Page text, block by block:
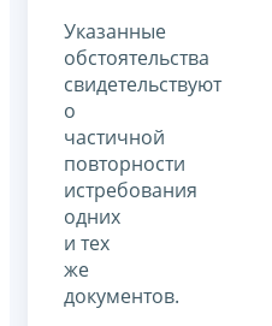
Указанные
обстоятельства
свидетельствуют
о
частичной
повторности
истребования
одних
и тех
же
документов.